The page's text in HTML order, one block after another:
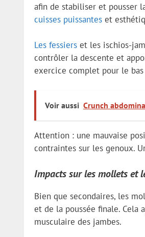
afin de stabiliser et pousser
cuisses puissantes et
Les fessiers et les ischios-
contrôler la descente et
exercice complet pour le bas
Voir aussi Crunch
Attention : une mauvaise
contraintes sur les genoux.
Impacts sur les mollets et
Bien que secondaires, les
et de la poussée finale.
musculaire des jambes.